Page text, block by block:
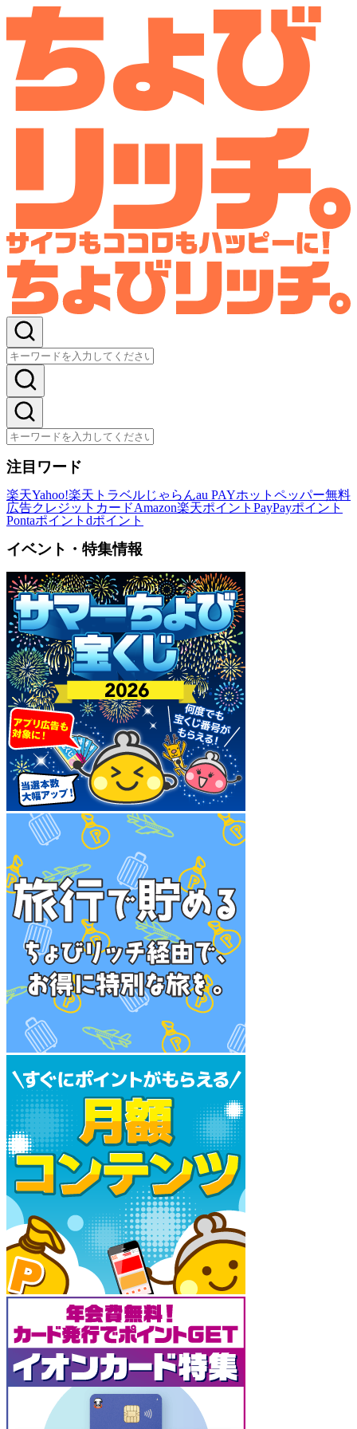
注目ワード
楽天Yahoo!楽天トラベルじゃらんau PAYホットペッパー無料
広告クレジットカードAmazon楽天ポイント PayPayポイント
Pontaポイント dポイント
イベント・特集情報